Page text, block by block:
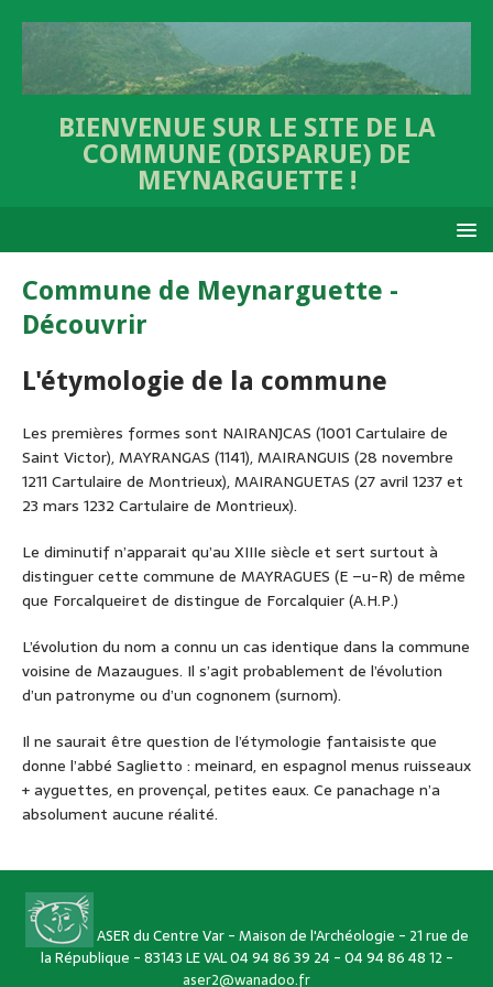
BIENVENUE SUR LE SITE DE LA
COMMUNE (DISPARUE) DE
MEYNARGUETTE !
Commune de Meynarguette -
Découvrir
L'étymologie de la commune
Les premières formes sont NAIRANJCAS (1001 Cartulaire de
Saint Victor), MAYRANGAS (1141), MAIRANGUIS (28 novembre
1211 Cartulaire de Montrieux), MAIRANGUETAS (27 avril 1237 et
23 mars 1232 Cartulaire de Montrieux).
Le diminutif n’apparait qu’au XIIIe siècle et sert surtout à
distinguer cette commune de MAYRAGUES (E –u-R) de même
que Forcalqueiret de distingue de Forcalquier (A.H.P.)
L’évolution du nom a connu un cas identique dans la commune
voisine de Mazaugues. Il s’agit probablement de l’évolution
d’un patronyme ou d’un cognonem (surnom).
Il ne saurait être question de l’étymologie fantaisiste que
donne l’abbé Saglietto : meinard, en espagnol menus ruisseaux
+ ayguettes, en provençal, petites eaux. Ce panachage n’a
absolument aucune réalité.
ASER du Centre Var - Maison de l'Archéologie - 21 rue de
la République - 83143 LE VAL 04 94 86 39 24 - 04 94 86 48 12 -
aser2@wanadoo.fr